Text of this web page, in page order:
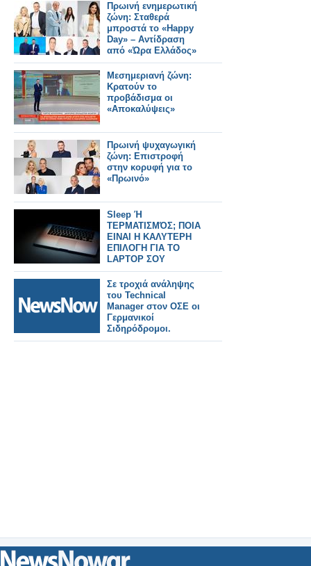
Πρωινή ενημερωτική
ζώνη: Σταθερά
μπροστά το «Happy
Day» – Αντίδραση
από «Ώρα Ελλάδος»
Μεσημεριανή ζώνη:
Κρατούν το
προβάδισμα οι
«Αποκαλύψεις»
Πρωινή ψυχαγωγική
ζώνη: Επιστροφή
στην κορυφή για το
«Πρωινό»
Sleep Ή
ΤΕΡΜΑΤΙΣΜΌΣ; ΠΟΙΑ
ΕΙΝΑΙ Η ΚΑΛΥΤΕΡΗ
ΕΠΙΛΟΓΗ ΓΙΑ ΤΟ
LAPTOP ΣΟΥ
Σε τροχιά ανάληψης
του Technical
Manager στον ΟΣΕ οι
Γερμανικοί
Σιδηρόδρομοι.